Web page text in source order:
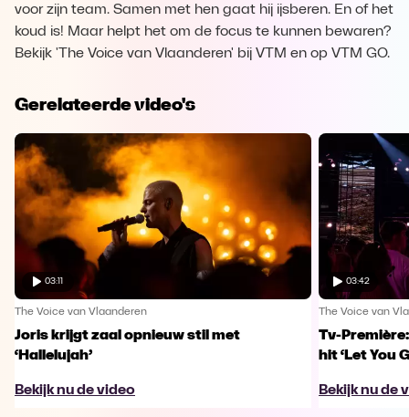
voor zijn team. Samen met hen gaat hij ijsberen. En of het
koud is! Maar helpt het om de focus te kunnen bewaren?
Bekijk 'The Voice van Vlaanderen' bij VTM en op VTM GO.
Gerelateerde video's
03:11
The Voice van Vlaanderen
Joris krijgt zaal opnieuw stil met
‘Hallelujah’
Bekijk nu de video
03:42
The Voice van
Tv-
hit ‘Let You
Bekijk nu de